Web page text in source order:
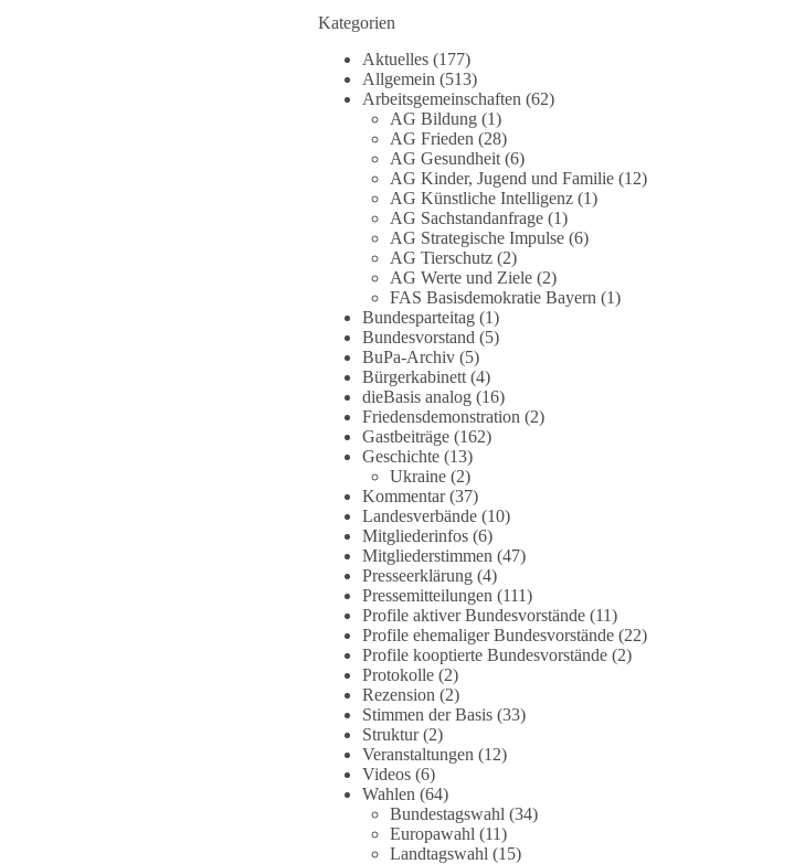
aufgearbeitet.
Auch in Deutschland warten viele Menschen bis
heute auf Antworten:
❓ Wie wurden politische Entscheidungen
getroffen?
❓ Welche Maßnahmen waren notwendig und
welche nicht?
❓Und wer übernimmt die Verantwortung für die
massiven Folgen für Kinder, Familien,
Unternehmen und das Vertrauen in unseren
Rechtsstaat?
🟩🟩🟦🟦🟥🟥🟧🟧
Eine demokratische Gesellschaft lebt nicht davon,
unbequeme Fragen zu vermeiden. Sie lebt davon,
Fragen offen zu stellen und transparent zu
beantworten.
dieBasis fordert deshalb weiterhin eine
unabhängige, vollständige und transparente
Aufarbeitung der Corona-Politik. Ohne
Denkverbote, ohne Vorverurteilungen und ohne
Tabus.
Quellen:https://apnews.com/article/fauci-diaries-
covid-origins-rand-paul-
6b25da9f75a0becbaf2886ab22643e67
https://www.tichyseinblick.de/kolumnen/aus-aller-
welt/usa-tagebuch-fauci-corona-impfung/
#dieBasis #Corona
#Demokratie #Vertrauen
Kategorien
Aktuelles(177)
Allgemein (513)
Arbeitsgemeinschaften (62)
AG Bildung(1)
AG Frieden (28)
AG Gesundheit(6)
AG Kinder, Jugend und Familie(12)
AG Künstliche Intelligenz(1)
AG Sachstandanfrage(1)
AG Strategische Impulse(6)
AG Tierschutz(2)
AG Werte und Ziele(2)
FAS Basisdemokratie Bayern (1)
Bundesparteitag(1)
Bundesvorstand (5)
BuPa-Archiv(5)
Bürgerkabinett(4)
dieBasis analog(16)
Friedensdemonstration (2)
Gastbeiträge(162)
Geschichte(13)
Ukraine(2)
Kommentar(37)
Landesverbände(10)
Mitgliederinfos(6)
Mitgliederstimmen (47)
Presseerklärung(4)
Pressemitteilungen (111)
Profile aktiver Bundesvorstände(11)
Profile ehemaliger Bundesvorstände(22)
Profile kooptierte Bundesvorstände(2)
Protokolle(2)
Rezension (2)
Stimmen der Basis(33)
Struktur(2)
Veranstaltungen (12)
Videos(6)
Wahlen (64)
Bundestagswahl (34)
Europawahl (11)
Landtagswahl (15)